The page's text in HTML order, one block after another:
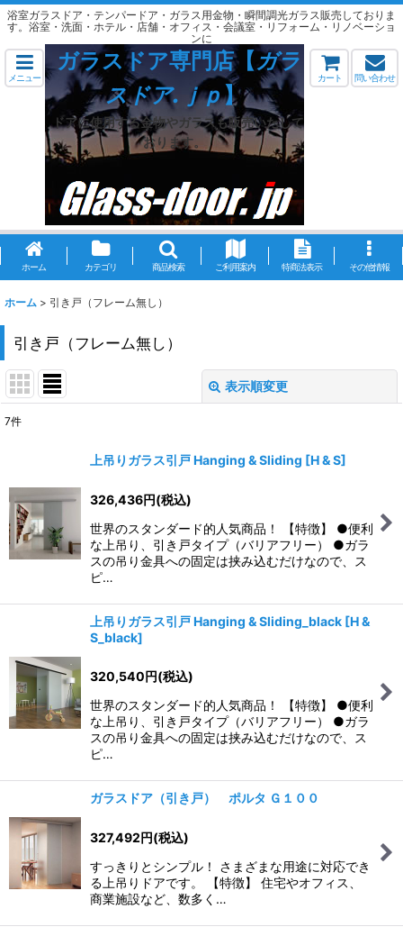
浴室ガラスドア・テンパードア・ガラス用金物・瞬間調光ガラス販売しておりま
す。浴室・洗面・ホテル・店舗・オフィス・会議室・リフォーム・リノベーショ
ンに
メニュー
ガラスドア専門店【ガラ
スドア.ｊｐ】
ドアに使用する金物やガラスも販売いたして
おります。
カート 問い合わせ
ホーム カテゴリ 商品検索 ご利用案内 特商法表示 その他情報
ホーム > 引き戸（フレーム無し）
引き戸（フレーム無し）
表示順変更
並び順:
絞り込む
7件
上吊りガラス引戸 Hanging & Sliding [H & S]
326,436円(税込)
世界のスタンダード的人気商品！ 【特徴】 ●便利
な上吊り、引き戸タイプ（バリアフリー） ●ガラ
スの吊り金具への固定は挟み込むだけなので、ス
ピ…
上吊りガラス引戸 Hanging & Sliding_black [H &
S_black]
320,540円(税込)
世界のスタンダード的人気商品！ 【特徴】 ●便利
な上吊り、引き戸タイプ（バリアフリー） ●ガラ
スの吊り金具への固定は挟み込むだけなので、ス
ピ…
ガラスドア（引き戸） ポルタ Ｇ１００
327,492円(税込)
すっきりとシンプル！ さまざまな用途に対応でき
る上吊りドアです。 【特徴】 住宅やオフィス、
商業施設など、数多く…